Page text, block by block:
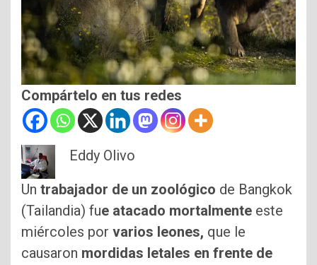
Compártelo en tus redes
Eddy Olivo
Un trabajador de un zoológico de Bangkok
(Tailandia) fue atacado mortalmente este
miércoles por varios leones, que le
causaron mordidas letales en frente de